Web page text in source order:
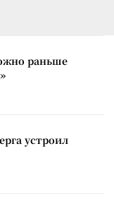
раньше
устроил